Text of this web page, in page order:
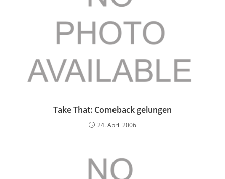
Take That: Comeback gelungen
24. April 2006